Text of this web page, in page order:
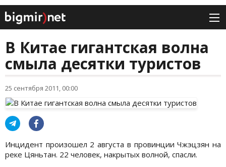
В Китае гигантская волна
смыла десятки туристов
25 сентября 2011, 00:00
Инцидент произошел 2 августа в провинции Чжэцзян на
реке Цяньтан. 22 человек, накрытых волной, спасли.